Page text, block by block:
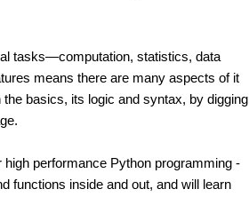
tasks—computation, statistics, data
means there are many aspects of it
the basics, its logic and syntax, by digging
performance Python programming -
functions inside and out, and will learn